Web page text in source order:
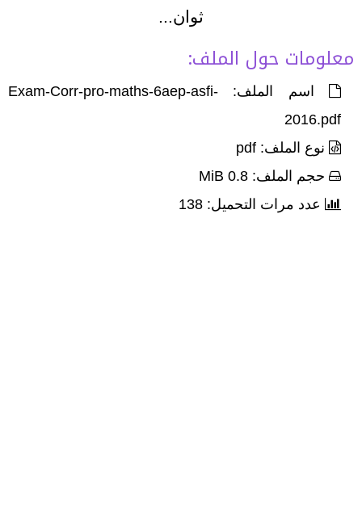
ثوان...
معلومات حول الملف:
اسم الملف: Exam-Corr-pro-maths-6aep-asfi-
2016.pdf
نوع الملف: pdf
حجم الملف: 0.8 MiB
عدد مرات التحميل: 138